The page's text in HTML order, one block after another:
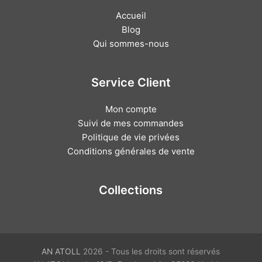
Accueil
Blog
Qui sommes-nous
Service Client
Mon compte
Suivi de mes commandes
Politique de vie privées
Conditions générales de vente
Collections
AN ATOLL
2026 - Tous les droits sont réservés